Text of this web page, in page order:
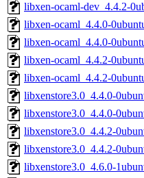
libxen-ocaml-dev_4.4.2-
libxen-ocaml_4.4.0-
libxen-ocaml_4.4.0-
libxen-ocaml_4.4.2-
libxen-ocaml_4.4.2-
libxenstore3.0_4.4.0-
libxenstore3.0_4.4.0-
libxenstore3.0_4.4.2-
libxenstore3.0_4.4.2-
libxenstore3.0_4.6.0-